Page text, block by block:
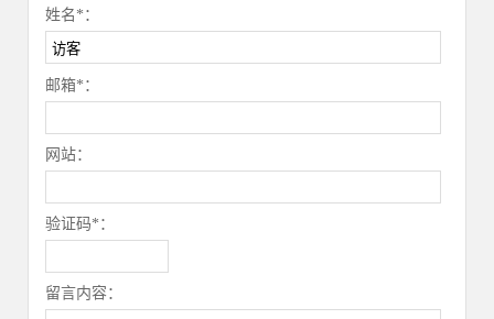
姓名*：
邮箱*：
网站：
验证码*：
留言内容：